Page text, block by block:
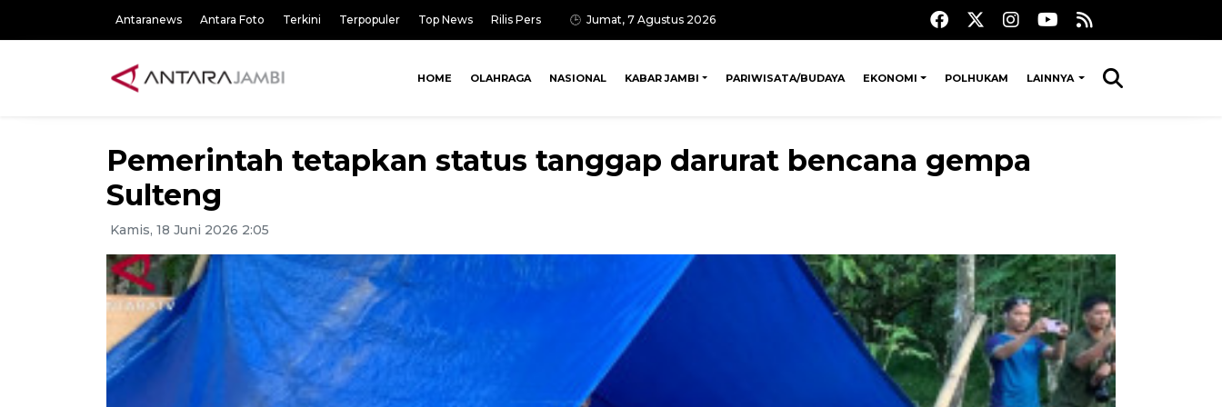
Antaranews Antara Foto Terkini Terpopuler Top News Rilis Pers Jumat, 7 Agustus 2026
HOME OLAHRAGA NASIONAL KABAR JAMBI PARIWISATA/BUDAYA EKONOMI POLHUKAM LAINNYA
Pemerintah tetapkan status tanggap darurat bencana gempa
Sulteng
Kamis, 18 Juni 2026 2:05